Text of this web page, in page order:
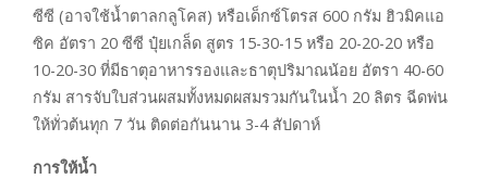
ซีซี (อาจใช้น้ำตาลกลูโคส) หรือเด็กซ์โตรส 600 กรัม ฮิวมิคแอ
ซิค อัตรา 20 ซีซี ปุ๋ยเกล็ด สูตร 15-30-15 หรือ 20-20-20 หรือ
10-20-30 ที่มีธาตุอาหารรองและธาตุปริมาณน้อย อัตรา 40-60
กรัม สารจับใบส่วนผสมทั้งหมดผสมรวมกันในน้ำ 20 ลิตร ฉีดพ่น
ให้ทั่วต้นทุก 7 วัน ติดต่อกันนาน 3-4 สัปดาห์
การให้น้ำ